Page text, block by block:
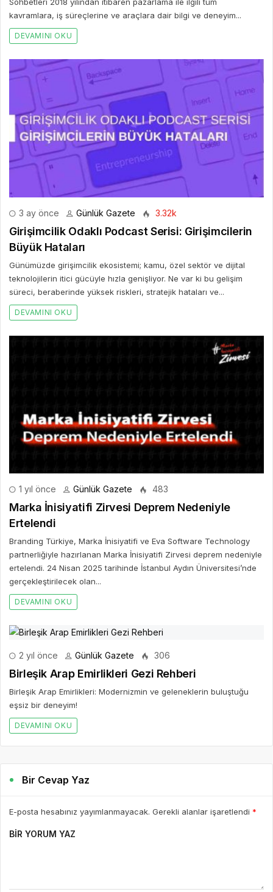
kavramlara, iş süreçlerine ve araçlara dair bilgi ve deneyim...
DEVAMINI OKU
3 ay önce Günlük Gazete 3.32k
Girişimcilik Odaklı Podcast Serisi: Girişimcilerin
Büyük Hataları
Günümüzde girişimcilik ekosistemi; kamu, özel sektör ve dijital
teknolojilerin itici gücüyle hızla genişliyor. Ne var ki bu gelişim
süreci, beraberinde yüksek riskleri, stratejik hataları ve...
DEVAMINI OKU
1 yıl önce Günlük Gazete 483
Marka İnisiyatifi Zirvesi Deprem Nedeniyle
Ertelendi
Branding Türkiye, Marka İnisiyatifi ve Eva Software Technology
partnerliğiyle hazırlanan Marka İnisiyatifi Zirvesi deprem nedeniyle
ertelendi. 24 Nisan 2025 tarihinde İstanbul Aydın Üniversitesi’nde
gerçekleştirilecek olan...
DEVAMINI OKU
2 yıl önce Günlük Gazete 306
Birleşik Arap Emirlikleri Gezi Rehberi
Birleşik Arap Emirlikleri: Modernizmin ve geleneklerin buluştuğu
eşsiz bir deneyim!
DEVAMINI OKU
Bir Cevap Yaz
E-posta hesabınız yayımlanmayacak. Gerekli alanlar işaretlendi *
BIR YORUM YAZ